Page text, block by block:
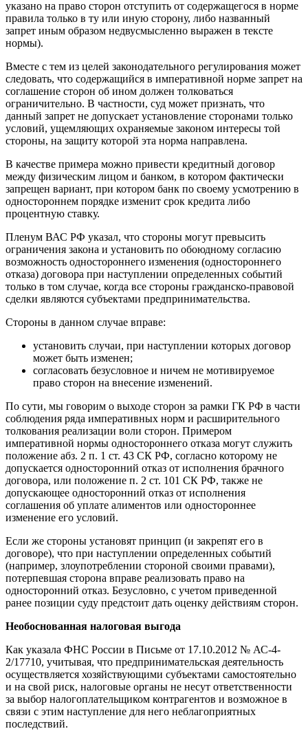
указано на право сторон отступить от содержащегося в норме
правила только в ту или иную сторону, либо названный
запрет иным образом недвусмысленно выражен в тексте
нормы).
Вместе с тем из целей законодательного регулирования может
следовать, что содержащийся в императивной норме запрет на
соглашение сторон об ином должен толковаться
ограничительно. В частности, суд может признать, что
данный запрет не допускает установление сторонами только
условий, ущемляющих охраняемые законом интересы той
стороны, на защиту которой эта норма направлена.
В качестве примера можно привести кредитный договор
между физическим лицом и банком, в котором фактически
запрещен вариант, при котором банк по своему усмотрению в
одностороннем порядке изменит срок кредита либо
процентную ставку.
Пленум ВАС РФ указал, что стороны могут превысить
ограничения закона и установить по обоюдному согласию
возможность одностороннего изменения (одностороннего
отказа) договора при наступлении определенных событий
только в том случае, когда все стороны гражданско-правовой
сделки являются субъектами предпринимательства.
Стороны в данном случае вправе:
установить случаи, при наступлении которых договор
может быть изменен;
согласовать безусловное и ничем не мотивируемое
право сторон на внесение изменений.
По сути, мы говорим о выходе сторон за рамки ГК РФ в части
соблюдения ряда императивных норм и расширительного
толкования реализации воли сторон. Примером
императивной нормы одностороннего отказа могут служить
положение абз. 2 п. 1 ст. 43 СК РФ, согласно которому не
допускается односторонний отказ от исполнения брачного
договора, или положение п. 2 ст. 101 СК РФ, также не
допускающее односторонний отказ от исполнения
соглашения об уплате алиментов или одностороннее
изменение его условий.
Если же стороны установят принцип (и закрепят его в
договоре), что при наступлении определенных событий
(например, злоупотреблении стороной своими правами),
потерпевшая сторона вправе реализовать право на
односторонний отказ. Безусловно, с учетом приведенной
ранее позиции суду предстоит дать оценку действиям сторон.
Необоснованная налоговая выгода
Как указала ФНС России в Письме от 17.10.2012 № АС-4-
2/17710, учитывая, что предпринимательская деятельность
осуществляется хозяйствующими субъектами самостоятельно
и на свой риск, налоговые органы не несут ответственности
за выбор налогоплательщиком контрагентов и возможное в
связи с этим наступление для него неблагоприятных
последствий.